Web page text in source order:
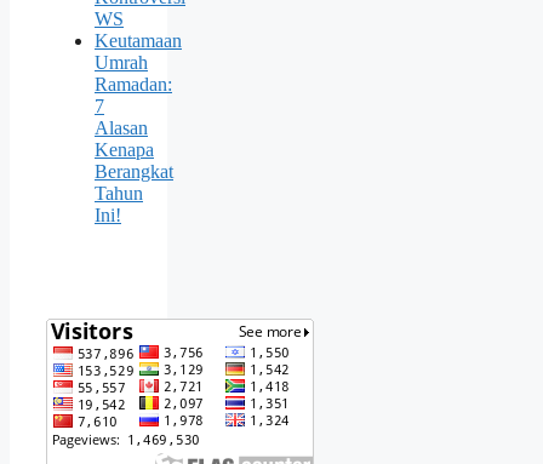
WS
Keutamaan
Umrah
Ramadan:
7
Alasan
Kenapa
Berangkat
Tahun
Ini!